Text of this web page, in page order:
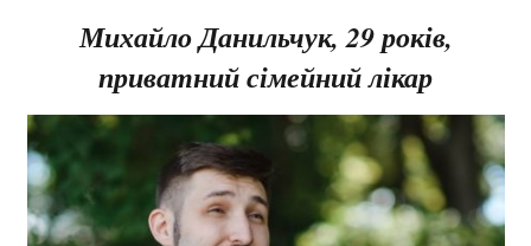
Михайло Данильчук, 29 років,
приватний сімейний лікар